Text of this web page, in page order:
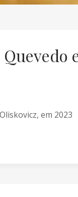
em 2023